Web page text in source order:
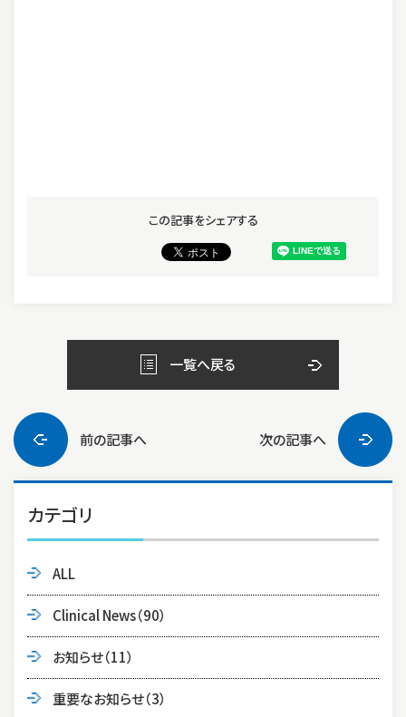
この記事をシェアする
前の記事へ
一覧へ戻る
次の記事へ
カテゴリ
ALL
Clinical News（90）
お知らせ（11）
重要なお知らせ（3）